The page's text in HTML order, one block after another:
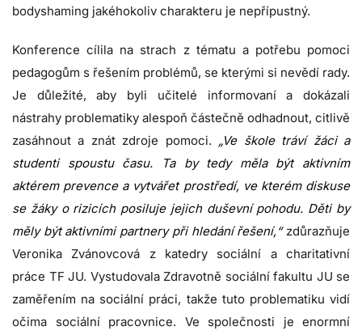
bodyshaming jakéhokoliv charakteru je nepřípustný.
Konference cílila na strach z tématu a potřebu pomoci
pedagogům s řešením problémů, se kterými si nevědí rady.
Je důležité, aby byli učitelé informovaní a dokázali
nástrahy problematiky alespoň částečně odhadnout, citlivě
zasáhnout a znát zdroje pomoci. „Ve škole tráví žáci a
studenti spoustu času. Ta by tedy měla být aktivním
aktérem prevence a vytvářet prostředí, ve kterém diskuse
se žáky o rizicích posiluje jejich duševní pohodu. Děti by
měly být aktivními partnery při hledání řešení,“zdůrazňuje
Veronika Zvánovcová z katedry sociální a charitativní
práce TF JU. Vystudovala Zdravotně sociální fakultu JU se
zaměřením na sociální práci, takže tuto problematiku vidí
očima sociální pracovnice. Ve společnosti je enormní